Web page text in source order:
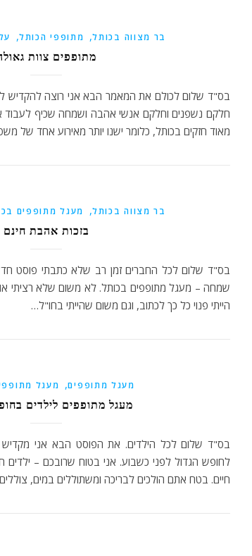
בר מצווה בכותל, מתופפי הכותל,
מתופפים צוות
בס"ד שלום לכולם את המאמר הבא אני רוצה להקדיש
חלקם נשפנים וחלקם אנשי אהבה ושמחה שכיף לעבוד
מאוד חזקים בכותל, כלומר ישנו יותר מאירוע אחד של
בר מצווה בכותל, מעגל מתופפים
בזכות אהבת חינם
בס"ד שלום לכל החברים זמן רב שלא כתבתי פוסט
שמחה – מעגל מתופפים בכותל. לא משום שלא רציתי
הייתי פנוי כל כך לכתוב, וגם משום שהייתי בחו"ל…
מעגל מתופפים, מעגל
מעגל מתופפים לילדים
בס"ד שלום לכל הילדים. את הפוסט הבא אני
לחופש הגדול לפני כשבוע. אני בטוח שרובכם – ילדים
חיים. בטח אתם הולכים לבריכה ומשתוללים במים,